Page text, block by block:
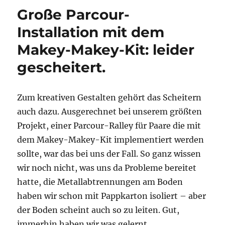
Große Parcour-
Installation mit dem
Makey-Makey-Kit: leider
gescheitert.
Zum kreativen Gestalten gehört das Scheitern
auch dazu. Ausgerechnet bei unserem größten
Projekt, einer Parcour-Ralley für Paare die mit
dem Makey-Makey-Kit implementiert werden
sollte, war das bei uns der Fall. So ganz wissen
wir noch nicht, was uns da Probleme bereitet
hatte, die Metallabtrennungen am Boden
haben wir schon mit Pappkarton isoliert – aber
der Boden scheint auch so zu leiten. Gut,